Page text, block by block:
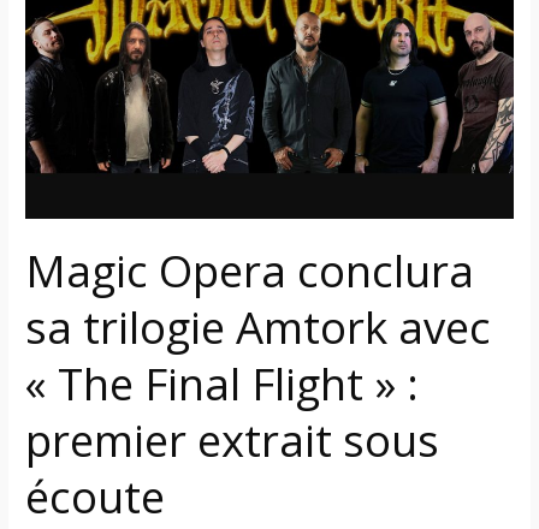
Magic Opera conclura
sa trilogie Amtork avec
« The Final Flight » :
premier extrait sous
écoute
trilogie
Amtork
avec
«
The
Flight
extrait
sous
écoute